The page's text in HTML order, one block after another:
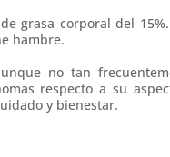
grasa corporal del
hambre.
no tan
respecto a su
y bienestar.